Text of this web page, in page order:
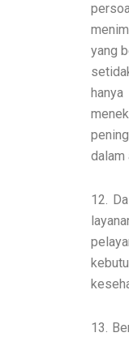
yang
dalam
12.
13.